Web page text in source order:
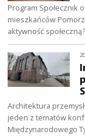
Program Społecznik
mieszkańców
aktywność społeczną?
Architektura
jeden z tematów
Międzynarodowego